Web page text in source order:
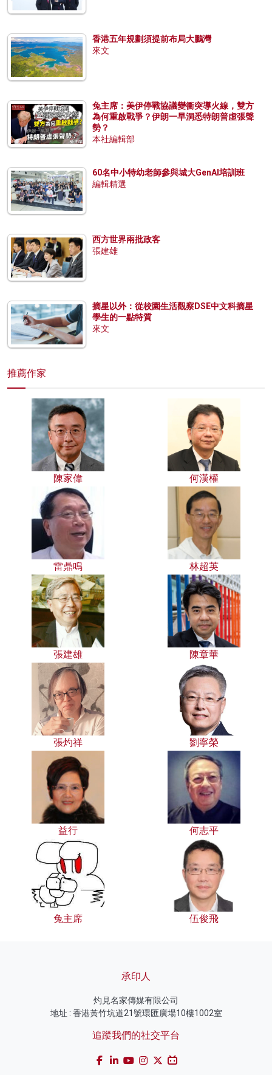
香港五年規劃須提前布局大鵬灣
來文
兔主席：美伊停戰協議變衝突導火線，雙方
為何重啟戰爭？伊朗一早洞悉特朗普虛張聲
勢？
本社編輯部
60名中小特幼老師參與城大GenAI培訓班
編輯精選
西方世界兩批政客
張建雄
摘星以外：從校園生活觀察DSE中文科摘星
學生的一點特質
來文
推薦作家
陳家偉 何漢權
雷鼎鳴 林超英
張建雄 陳章華
張灼祥 劉寧榮
益行 何志平
兔主席 伍俊飛
承印人
灼見名家傳媒有限公司
地址 : 香港黃竹坑道21號環匯廣場10樓1002室
追蹤我們的社交平台